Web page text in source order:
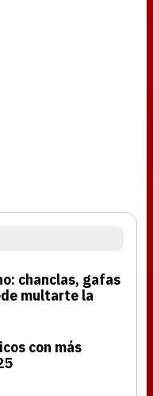
chanclas, gafas
multarte la
con más